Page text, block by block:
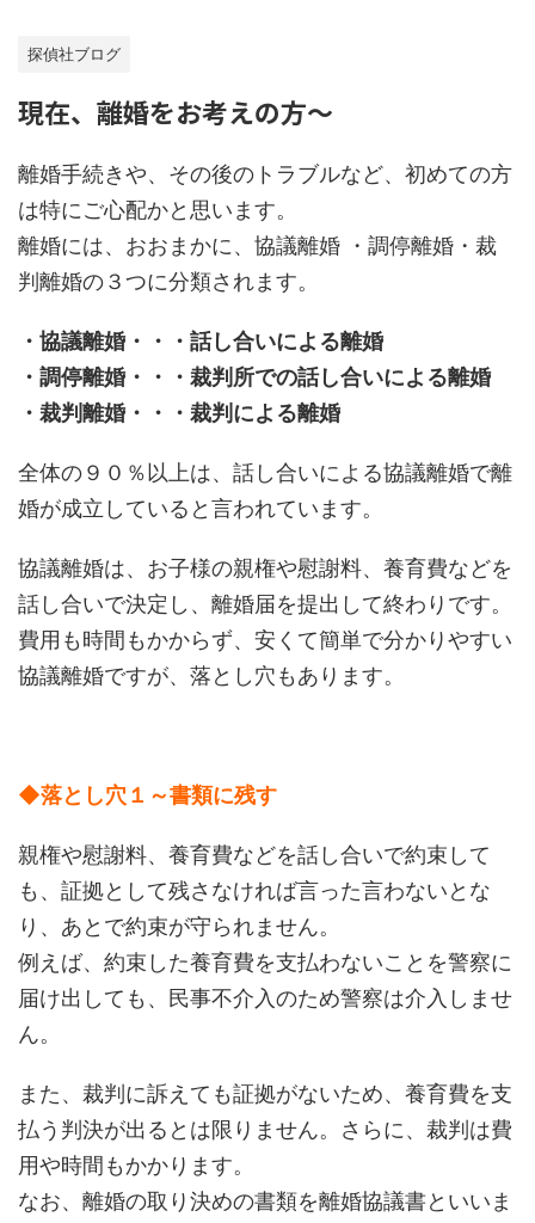
探偵社ブログ
現在、離婚をお考えの方～
離婚手続きや、その後のトラブルなど、初めての方
は特にご心配かと思います。
離婚には、おおまかに、協議離婚 ・調停離婚・裁
判離婚の３つに分類されます。
・協議離婚・・・話し合いによる離婚
・調停離婚・・・裁判所での話し合いによる離婚
・裁判離婚・・・裁判による離婚
全体の９０％以上は、話し合いによる協議離婚で離
婚が成立していると言われています。
協議離婚は、お子様の親権や慰謝料、養育費などを
話し合いで決定し、離婚届を提出して終わりです。
費用も時間もかからず、安くて簡単で分かりやすい
協議離婚ですが、落とし穴もあります。
◆落とし穴１～書類に残す
親権や慰謝料、養育費などを話し合いで約束して
も、証拠として残さなければ言った言わないとな
り、あとで約束が守られません。
例えば、約束した養育費を支払わないことを警察に
届け出しても、民事不介入のため警察は介入しませ
ん。
また、裁判に訴えても証拠がないため、養育費を支
払う判決が出るとは限りません。さらに、裁判は費
用や時間もかかります。
なお、離婚の取り決めの書類を離婚協議書といいま